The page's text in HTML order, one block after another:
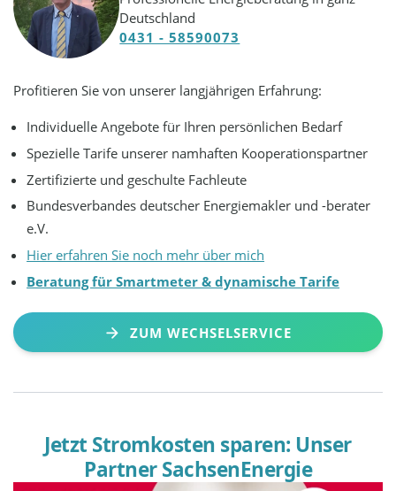
Deutschland
0431 - 58590073
Profitieren Sie von unserer langjährigen Erfahrung:
Individuelle Angebote für Ihren persönlichen Bedarf
Spezielle Tarife unserer namhaften Kooperationspartner
Zertifizierte und geschulte Fachleute
Bundesverbandes deutscher Energiemakler und -berater
e.V.
Hier erfahren Sie noch mehr über mich
Beratung für Smartmeter & dynamische Tarife
ZUM WECHSELSERVICE
Jetzt Stromkosten sparen: Unser
Partner SachsenEnergie